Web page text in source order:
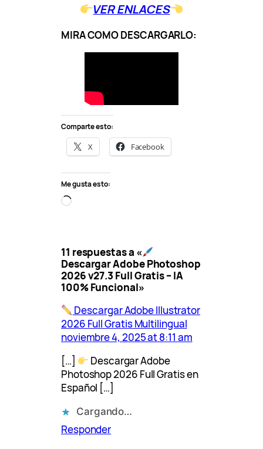
VER ENLACES
MIRA COMO DESCARGARLO:
Comparte esto:
X Facebook
Me gusta esto:
C
a
n
d
…
11 respuestas a «
Descargar Adobe Photoshop
2026 v27.3 Full Gratis – IA
100% Funcional»
Descargar Adobe Illustrator
2026 Full Gratis Multilingual
noviembre 4, 2025 at 8:11 am
[…]
Descargar Adobe
Photoshop 2026 Full Gratis en
Español […]
Cargando…
Responder